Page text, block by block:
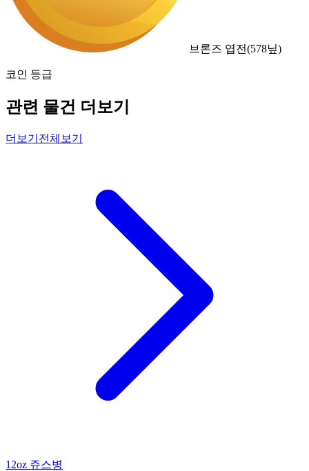
브론즈 엽전(578닢)
코인 등급
관련 물건 더보기
더보기 전체보기
12oz 쥬스병